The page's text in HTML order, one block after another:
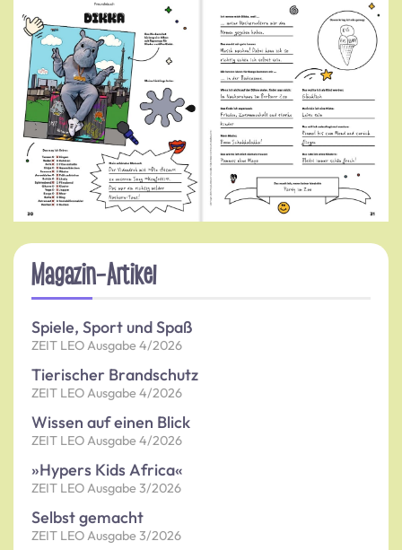
Magazin-Artikel
Spiele, Sport und Spaß
ZEIT LEO Ausgabe 4/2026
Tierischer Brandschutz
ZEIT LEO Ausgabe 4/2026
Wissen auf einen Blick
ZEIT LEO Ausgabe 4/2026
»Hypers Kids Africa«
ZEIT LEO Ausgabe 3/2026
Selbst gemacht
ZEIT LEO Ausgabe 3/2026